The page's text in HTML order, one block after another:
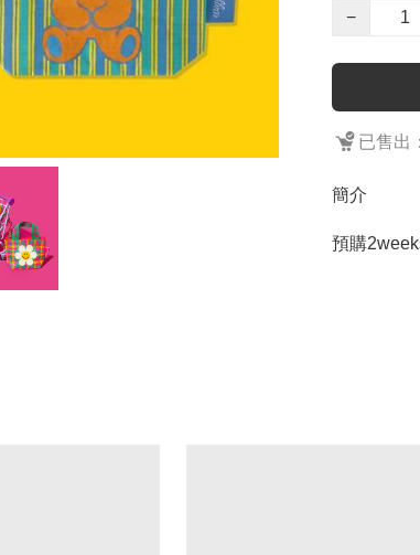
−
已售出
簡介
預購